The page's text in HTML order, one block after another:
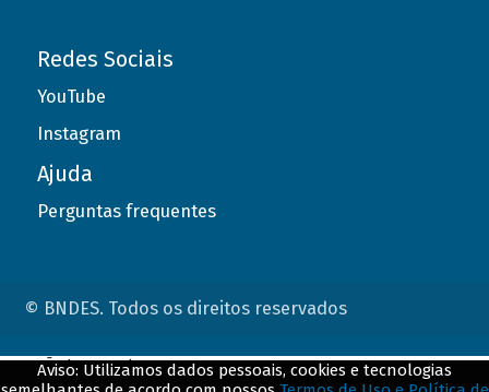
Redes Sociais
YouTube
Instagram
Ajuda
Perguntas frequentes
© BNDES. Todos os direitos reservados
Aviso: Utilizamos dados pessoais, cookies e tecnologias
ConteÃºdo complementar